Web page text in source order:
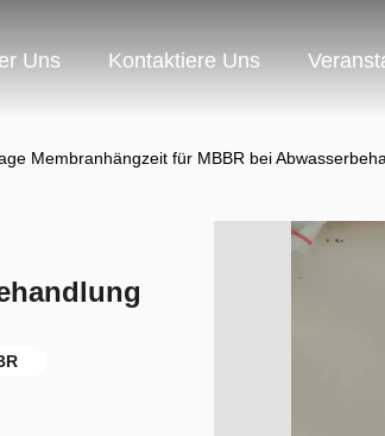
Uns Kontaktiere Uns
Membranhängzeit für MBBR bei